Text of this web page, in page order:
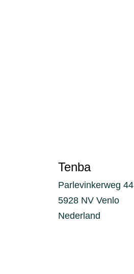
Tenba
Parlevinkerweg 44
5928 NV Venlo
Nederland